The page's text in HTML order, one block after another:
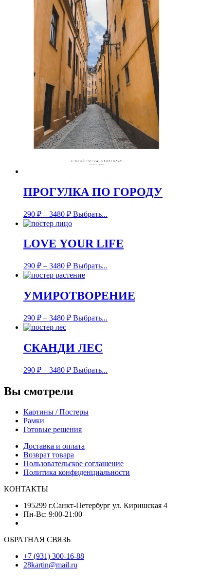
ПРОГУЛКА ПО ГОРОДУ
290 ₽ – 3480 ₽ Выбрать...
LOVE YOUR LIFE
290 ₽ – 3480 ₽ Выбрать...
УМИРОТВОРЕНИЕ
290 ₽ – 3480 ₽ Выбрать...
СКАНДИ ЛЕС
290 ₽ – 3480 ₽ Выбрать...
Вы смотрели
Картины / Постеры
Рамки
Готовые решения
Доставка и оплата
Возврат товара
Пользовательское соглашение
Политика конфиденциальности
КОНТАКТЫ
195299 г.Санкт-Петербург ул. Киришская 4
Пн-Вс: 9:00-21:00
ОБРАТНАЯ СВЯЗЬ
+7 (931) 300-16-88
28kartin@mail.ru